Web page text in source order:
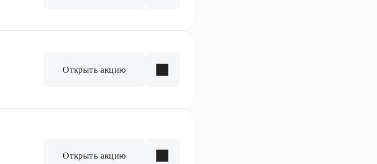
Открыть акцию
Открыть акцию